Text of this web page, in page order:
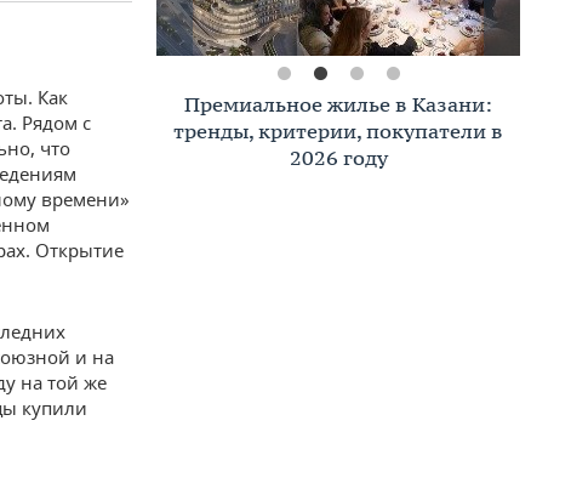
Как
Рядом с
что
времени»
Открытие
и на
на той же
купили
Премиальное жилье в Казани:
тренды, критерии, покупатели в
2026 году